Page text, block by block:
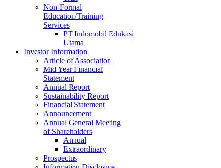
Non-Formal
Education/Training
Services
PT Indomobil Edukasi
Utama
Investor Information
Article of Association
Mid Year Financial
Statement
Annual Report
Sustainability Report
Financial Statement
Announcement
Annual General Meeting
of Shareholders
Annual
Extraordinary
Prospectus